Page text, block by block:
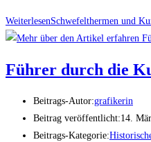
WeiterlesenSchwefelthermen und
Führer durch die
Beitrags-Autor:grafikerin
Beitrag veröffentlicht:14.
Beitrags-Kategorie: